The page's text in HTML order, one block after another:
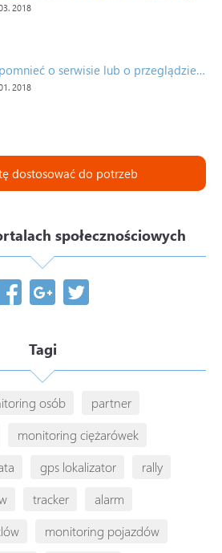
2018
Zapomnieć o serwisie lub o przeglądzie technicznym? Nie istnieje!*
2018
dostosować do potrzeb
społecznościowych
Tagi
osób
partner
monitoring ciężarówek
gps lokalizator
rally
tracker
alarm
monitoring pojazdów